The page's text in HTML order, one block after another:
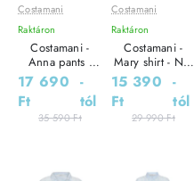
Leárazás
Outlet Ár
Costamani
Raktáron
Costamani -
Anna pants -
Sportos Női
nadrág
17 690
Ft
-
tól
35 590 Ft
Leárazás
Outlet Ár
Costamani
Raktáron
Costamani -
Mary shirt - Női
blúz
15 390
Ft
-
tól
29 990 Ft